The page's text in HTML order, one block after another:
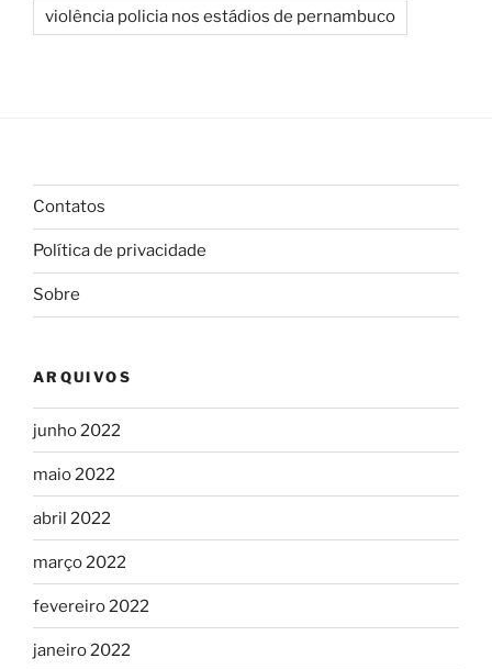
violência policia nos estádios de pernambuco
Contatos
Política de privacidade
Sobre
ARQUIVOS
junho 2022
maio 2022
abril 2022
março 2022
fevereiro 2022
janeiro 2022